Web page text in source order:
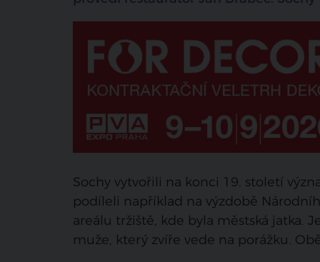
Sochy vytvořili na konci 19. století
podíleli například na výzdobě
areálu tržiště, kde byla městská jatka.
muže, který zvíře vede na porážku.